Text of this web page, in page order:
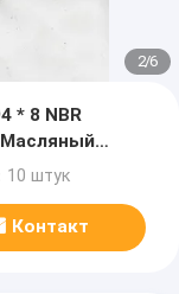
2/6
* 8 NBR
Масляный
всех
10 штук
Контакт